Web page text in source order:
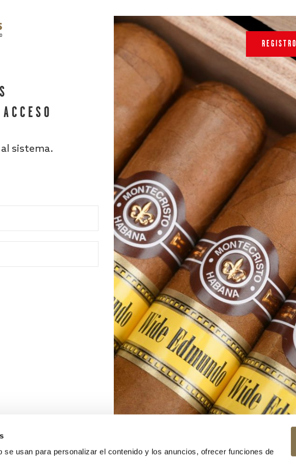
se usan para personalizar el contenido y los anuncios, ofrecer funciones de
sistema.
REGISTRO